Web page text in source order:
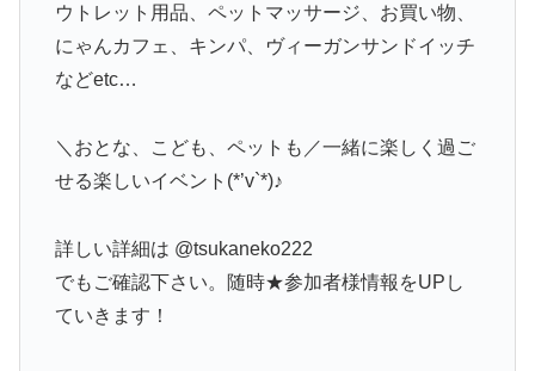
ウトレット用品、ペットマッサージ、お買い物、
にゃんカフェ、キンパ、ヴィーガンサンドイッチ
などetc…
＼おとな、こども、ペットも／一緒に楽しく過ご
せる楽しいイベント(*’v`*)♪
詳しい詳細は @tsukaneko222
でもご確認下さい。随時★参加者様情報をUPし
ていきます！